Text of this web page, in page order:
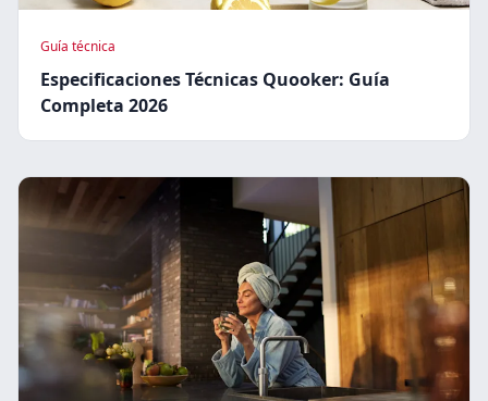
Guía técnica
Especificaciones Técnicas Quooker: Guía
Completa 2026